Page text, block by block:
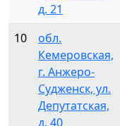
д. 21
10
обл.
Кемеровская,
г. Анжеро-
Судженск, ул.
Депутатская,
д. 40